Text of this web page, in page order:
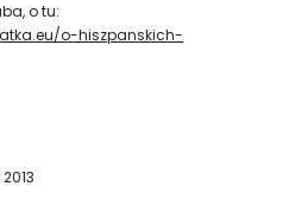
o tu:
o-hiszpanskich-